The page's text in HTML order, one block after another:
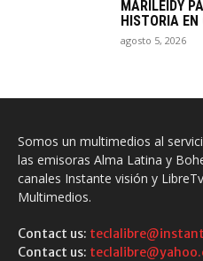
MARILEIDY
HISTORIA EN
agosto 5, 2026
Somos un multimedios al
las emisoras Alma Latina y
canales Instante visión y
Multimedios.
Contact us:
Contact us: